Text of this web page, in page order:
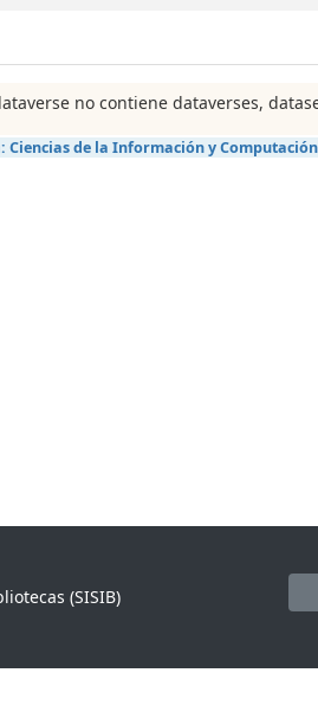
no contiene dataverses,
Ciencias de la Información y Computación
(SISIB)